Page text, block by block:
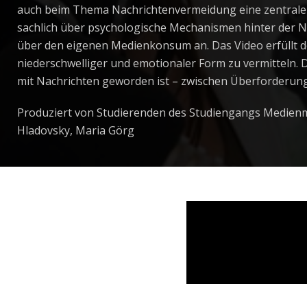
auch beim Thema Nachrichtenvermeidung eine
sachlich über psychologische Mechanismen hinter der
über den eigenen Medienkonsum an. Das Video erfüllt
niederschwelliger und emotionaler Form zu vermitteln.
mit Nachrichten geworden ist – zwischen
Produziert von Studierenden des Studiengangs
Hladovsky, Maria Görg